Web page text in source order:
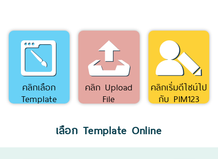
คลิกเลือก
Template
คลิก Upload
File
คลิกเริ่มดีไซน์ไป
กับ PIM123
เลือก Template Online